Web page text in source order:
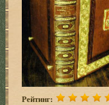
Рейтинг: